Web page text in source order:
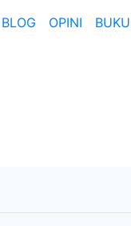
BLOG OPINI BUKU